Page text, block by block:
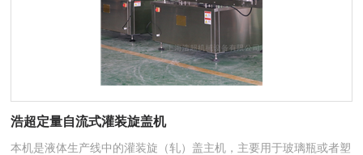
浩超定量自流式灌装旋盖机
本机是液体生产线中的灌装旋（轧）盖主机，主要用于玻璃瓶或者塑